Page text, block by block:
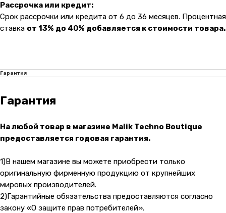
Рассрочка или кредит:
Срок рассрочки или кредита от 6 до 36 месяцев. Процентная
ставка от 13% до 40% добавляется к стоимости товара.
Гарантия
Гарантия
На любой товар в магазине Malik Techno Boutique
предоставляется годовая гарантия.
1)В нашем магазине вы можете приобрести только
оригинальную фирменную продукцию от крупнейших
мировых производителей.
2)Гарантийные обязательства предоставляются согласно
закону «О защите прав потребителей».
Гарантии
Услуги
Каталог товаров
Для бизнеса
@ 2019-2026 imalik.ru |Политика конфиденциальности
Разработка: youx.agency